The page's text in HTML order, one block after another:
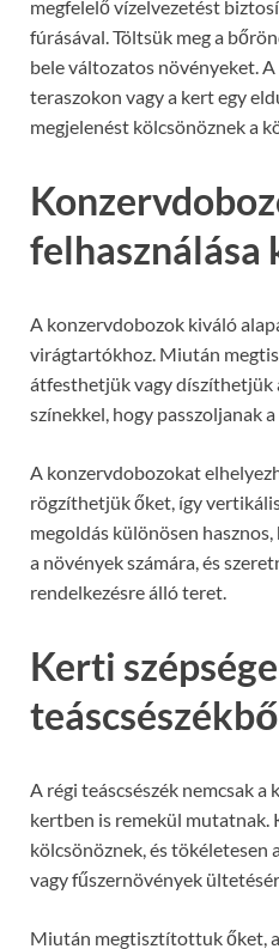
megfelelő vízelvezetést
fúrásával. Töltsük meg a
bele változatos növényeket.
teraszokon vagy a kert egy
megjelenést kölcsönöznek a
felhasználása
A konzervdobozok kiváló
virágtartókhoz. Miután
átfesthetjük vagy díszíthetjük
színekkel, hogy passzoljanak
A konzervdobozokat
rögzíthetjük őket, így
megoldás különösen
a növények számára, és
rendelkezésre álló teret.
Kerti
A régi teáscsészék nemcsak a
kertben is remekül mutatnak.
kölcsönöznek, és tökéletesen
vagy fűszernövények
Miután megtisztítottuk őket,